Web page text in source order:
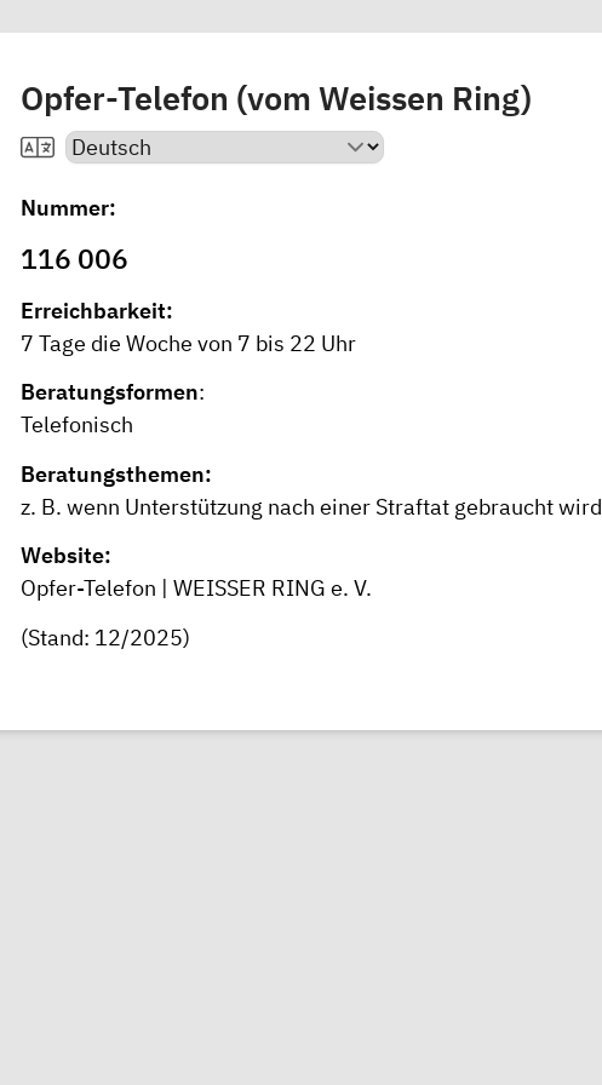
Opfer-Telefon (vom Weissen Ring)
Nummer:
116 006
Erreichbarkeit:
7 Tage die Woche von 7 bis 22 Uhr
Beratungsformen:
Telefonisch
Beratungsthemen:
z. B. wenn Unterstützung nach einer Straftat gebraucht wird
Website:
Opfer-Telefon | WEISSER RING e. V.
(Stand: 12/2025)